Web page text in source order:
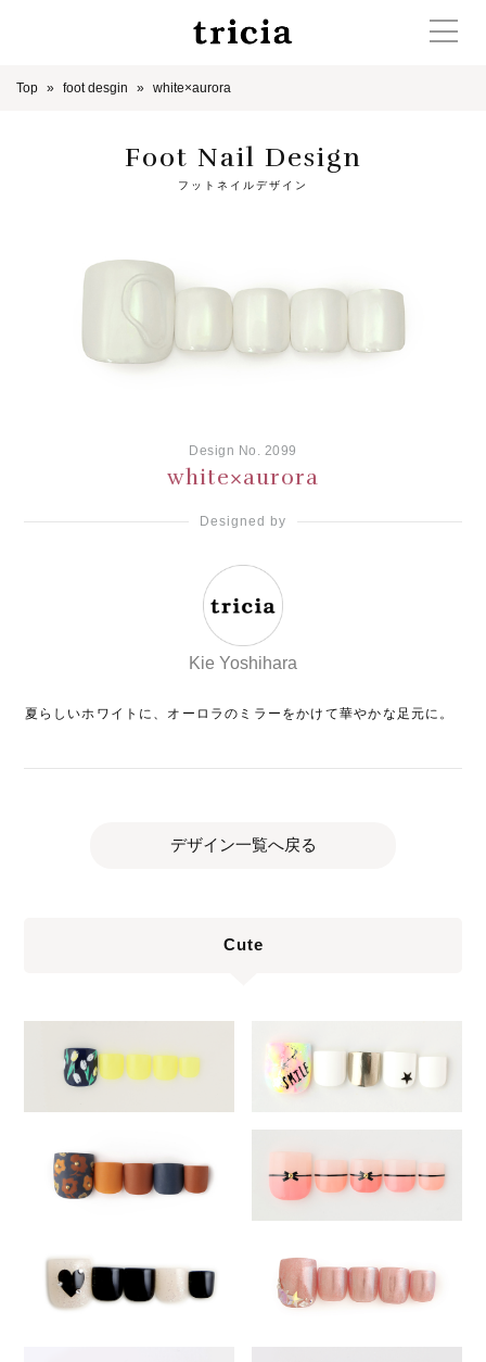
Top foot desgin white×aurora
Foot Nail Design
フットネイルデザイン
Design No. 2099
white×aurora
Designed by
Kie Yoshihara
夏らしいホワイトに、オーロラのミラーをかけて華やかな足元に。
デザイン一覧へ戻る
Cute